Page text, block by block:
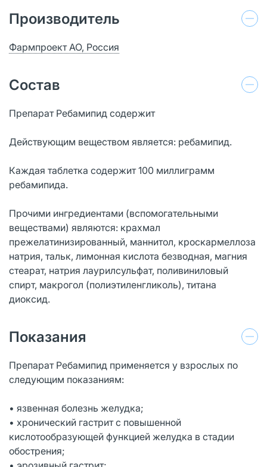
Производитель
Фармпроект АО, Россия
Состав
Препарат Ребамипид содержит
Действующим веществом является: ребамипид.
Каждая таблетка содержит 100 миллиграмм
ребамипида.
Прочими ингредиентами (вспомогательными
веществами) являются: крахмал
прежелатинизированный, маннитол, кроскармеллоза
натрия, тальк, лимонная кислота безводная, магния
стеарат, натрия лаурилсульфат, поливиниловый
спирт, макрогол (полиэтиленгликоль), титана
диоксид.
Показания
Препарат Ребамипид применяется у взрослых по
следующим показаниям:
• язвенная болезнь желудка;
• хронический гастрит с повышенной
кислотообразующей функцией желудка в стадии
обострения;